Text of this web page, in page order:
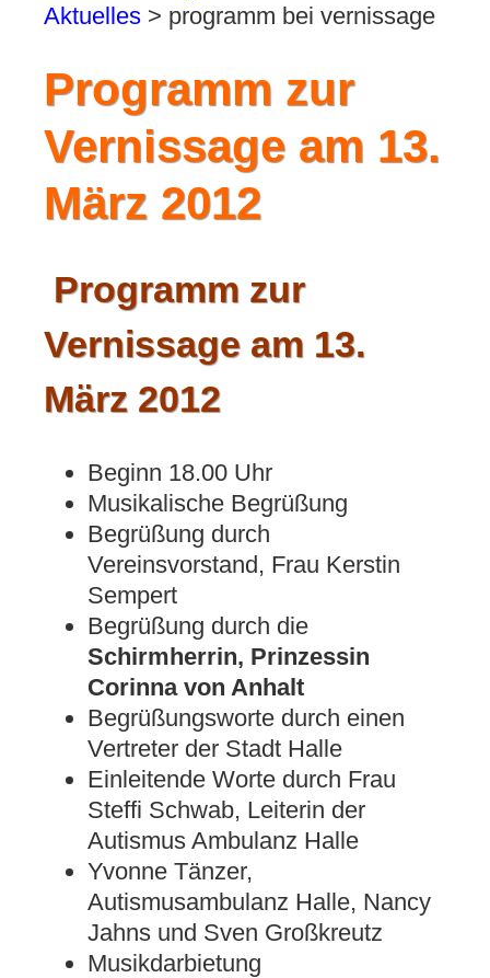
Aktuelles > programm bei vernissage
Programm zur
Vernissage am 13.
März 2012
Programm zur
Vernissage am 13.
März 2012
Beginn 18.00 Uhr
Musikalische Begrüßung
Begrüßung durch
Vereinsvorstand, Frau Kerstin
Sempert
Begrüßung durch die
Schirmherrin, Prinzessin
Corinna von Anhalt
Begrüßungsworte durch einen
Vertreter der Stadt Halle
Einleitende Worte durch Frau
Steffi Schwab, Leiterin der
Autismus Ambulanz Halle
Yvonne Tänzer,
Autismusambulanz Halle, Nancy
Jahns und Sven Großkreutz
Musikdarbietung